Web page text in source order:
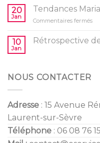
de
20
Jan
Tendances
Commentaires ferméssur
10
Jan
Rétrospective
NOUS CONTACTER
Adresse : 15 Avenue
Laurent-sur-Sèvre
Téléphone : 06 08 76